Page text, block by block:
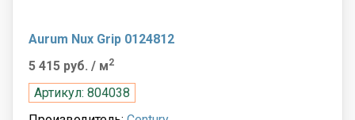
Aurum Nux Grip 0124812
5 415 руб. / м2
Артикул: 804038